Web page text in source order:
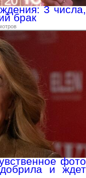
3 числа,
брак
фото
и ждет